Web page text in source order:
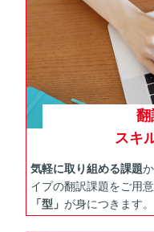
翻
スキ
気軽に取り組める課題
イプの翻訳課題をご用
「型」が身につきます。